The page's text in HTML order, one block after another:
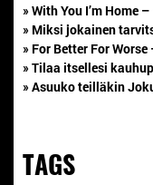
» With You I’m Home
» Miksi jokainen
» For Better For
» Tilaa itsellesi
» Asuuko teilläkin
TAGS